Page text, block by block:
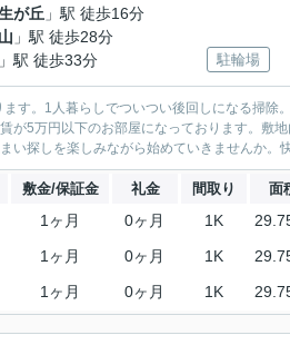
が丘 」駅 徒歩16分
」駅 徒歩28分
」駅 徒歩33分 駐輪場
す。1人暮らしでついつい後回しになる掃除
が5万円以下のお部屋になっております。敷
い探しを楽しみながら始めていきませんか。
敷金/保証金 礼金 間取り 面
1ヶ月 0ヶ月 1K
1ヶ月 0ヶ月 1K
1ヶ月 0ヶ月 1K